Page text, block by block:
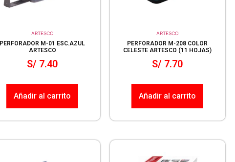
ARTESCO
PERFORADOR M-01 ESC.AZUL
ARTESCO
S/ 7.40
Añadir al carrito
ARTESCO
PERFORADOR M-208 COLOR
CELESTE ARTESCO (11 HOJAS)
S/ 7.70
Añadir al carrito